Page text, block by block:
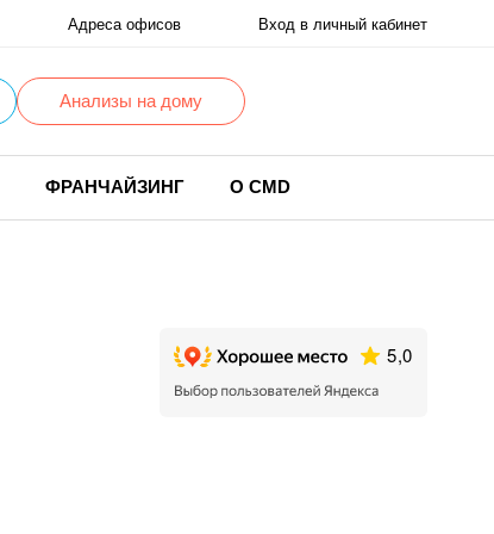
Адреса офисов Вход в личный кабинет
Анализы на дому
ФРАНЧАЙЗИНГ О CMD